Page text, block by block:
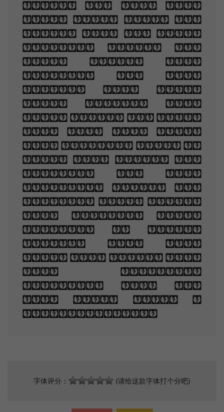
dream of the soft
look Your eyes had
once, and of their
shadows deep; How
many loved your
moments of glad
grace, And loved
your beauty with
love false or true,
But one man loved
the pilgrim soul in
you, And loved the
sorrows of your
changing face. And
bending down beside
the glowing bars,
Murmur, a little
sadly, how Love
fled And paced upon
the mountains
overhead And hid
his face amid a
crowd of stars.
字体评分： (请给这款字体打个分吧)